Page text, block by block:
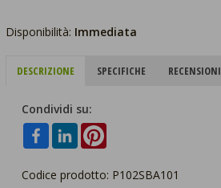
Disponibilità: Immediata
DESCRIZIONE SPECIFICHE RECENSIONI
Condividi su:
Codice prodotto: P102SBA101